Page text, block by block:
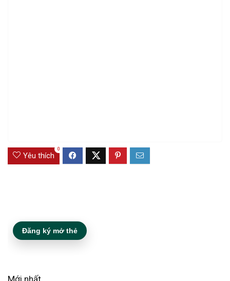
Yêu thích
0
Đăng ký mở thẻ